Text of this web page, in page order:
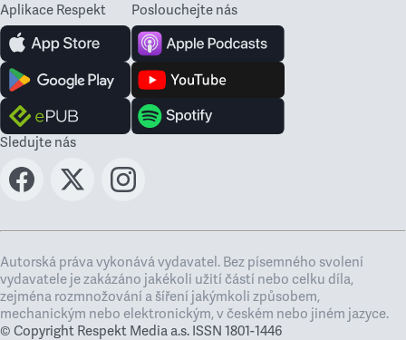
Aplikace Respekt Poslouchejte nás
Sledujte nás
Autorská práva vykonává vydavatel. Bez písemného svolení
vydavatele je zakázáno jakékoli užití částí nebo celku díla,
zejména rozmnožování a šíření jakýmkoli způsobem,
mechanickým nebo elektronickým, v českém nebo jiném jazyce.
© Copyright Respekt Media a.s. ISSN 1801-1446